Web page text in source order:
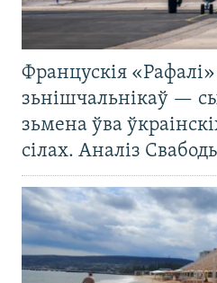
Францускія
зьнішчальнікаў —
зьмена ўва
сілах. Аналіз